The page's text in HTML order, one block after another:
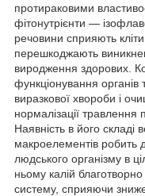
протираковими
фітонутрієнти —
речовини сприяють
перешкоджають
виродження здорових.
функціонування органів
виразкової хвороби і
нормалізації
Наявність в його складі
макроелементів робить
людського організму в
ньому калій
систему, сприяючи